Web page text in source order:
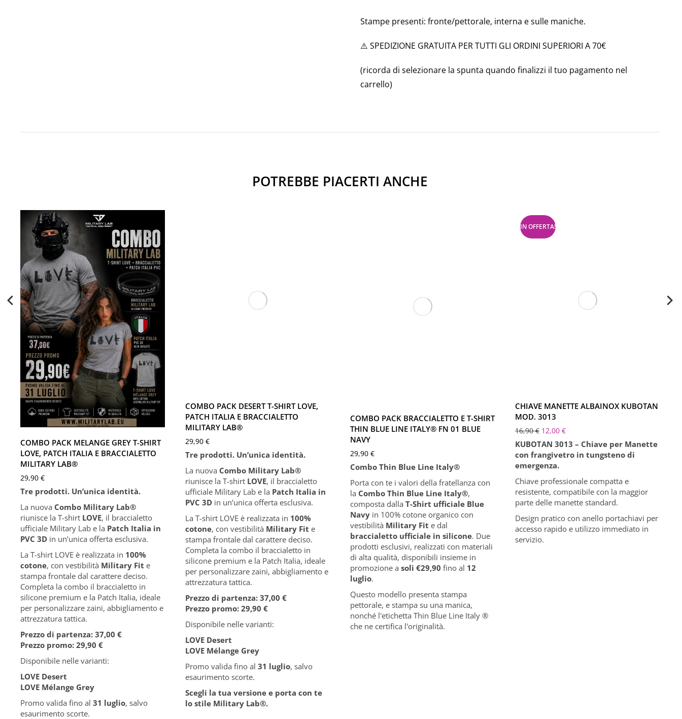
Stampe presenti: fronte/pettorale, interna e sulle maniche.
⚠️ SPEDIZIONE GRATUITA PER TUTTI GLI ORDINI SUPERIORI A 70€
(ricorda di selezionare la spunta quando finalizzi il tuo pagamento nel
carrello)
POTREBBE PIACERTI ANCHE
XS S M L XL
XXL
XXXL
COMBO PACK MELANGE GREY T-SHIRT
LOVE, PATCH ITALIA E BRACCIALETTO
MILITARY LAB®
29,90 €
Tre prodotti. Un’unica identità.
La nuova Combo Military Lab®
riunisce la T-shirt LOVE, il braccialetto
ufficiale Military Lab e la Patch Italia in
PVC 3D in un’unica offerta esclusiva.
La T-shirt LOVE è realizzata in 100%
cotone, con vestibilità Military Fit e
stampa frontale dal carattere deciso.
Completa la combo il braccialetto in
silicone premium e la Patch Italia, ideale
per personalizzare zaini, abbigliamento e
attrezzatura tattica.
Prezzo di partenza: 37,00 €
Prezzo promo: 29,90 €
Disponibile nelle varianti:
LOVE Desert
LOVE Mélange Grey
Promo valida fino al 31 luglio, salvo
esaurimento scorte.
COMBO PACK DESERT T-SHIRT LOVE,
PATCH ITALIA E BRACCIALETTO
MILITARY LAB®
29,90 €
Tre prodotti. Un’unica identità.
La nuova Combo Military Lab®
riunisce la T-shirt LOVE, il braccialetto
ufficiale Military Lab e la Patch Italia in
PVC 3D in un’unica offerta esclusiva.
La T-shirt LOVE è realizzata in 100%
cotone, con vestibilità Military Fit e
stampa frontale dal carattere deciso.
Completa la combo il braccialetto in
silicone premium e la Patch Italia, ideale
per personalizzare zaini, abbigliamento e
attrezzatura tattica.
Prezzo di partenza: 37,00 €
Prezzo promo: 29,90 €
Disponibile nelle varianti:
LOVE Desert
LOVE Mélange Grey
Promo valida fino al 31 luglio, salvo
esaurimento scorte.
Scegli la tua versione e porta con te
lo stile Military Lab®.
COMBO PACK BRACCIALETTO E T-SHIRT
THIN BLUE LINE ITALY® FN 01 BLUE
NAVY
29,90 €
Combo Thin Blue Line Italy®
Porta con te i valori della fratellanza con
la Combo Thin Blue Line Italy®,
composta dalla T-Shirt ufficiale Blue
Navy in 100% cotone organico con
vestibilità Military Fit e dal
braccialetto ufficiale in silicone. Due
prodotti esclusivi, realizzati con materiali
di alta qualità, disponibili insieme in
promozione a soli €29,90 fino al 12
luglio.
Questo modello presenta stampa
pettorale, e stampa su una manica,
nonché l'etichetta Thin Blue Line Italy ®
che ne certifica l'originalità.
IN OFFERTA!
CHIAVE MANETTE ALBAINOX KUBOTAN
MOD. 3013
16,90€ 12,00 €
KUBOTAN 3013 – Chiave per Manette
con frangivetro in tungsteno di
emergenza.
Chiave professionale compatta e
resistente, compatibile con la maggior
parte delle manette standard.
Design pratico con anello portachiavi per
accesso rapido e utilizzo immediato in
servizio.